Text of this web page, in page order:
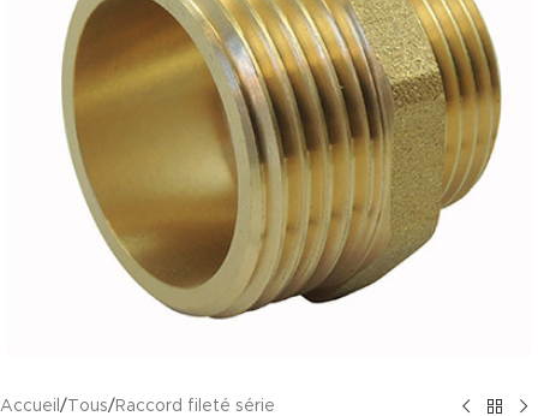
Accueil / Tous/ Raccord fileté série